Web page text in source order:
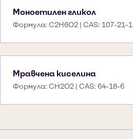
Моноетилен гликол
Формула: C2H6O2 | CAS: 107-21-1
Мравчена киселина
Формула: CH2O2 | CAS: 64-18-6